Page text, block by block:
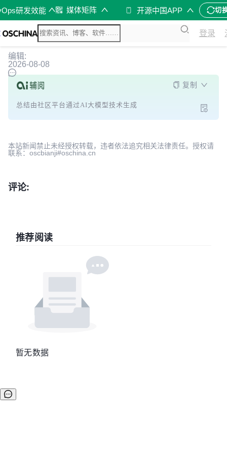
研发效能 媒体矩阵 开源中国APP 切
登录
编辑:
2026-08-08
复制
总结由社区平台通过AI大模型技术生成
本站新闻禁止未经授权转载，违者依法追究相关法律责任。授权请
联系：oscbianji#oschina.cn
评论:
推荐阅读
暂无数据